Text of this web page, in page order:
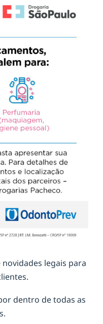
novidades legais para
dentro de todas as